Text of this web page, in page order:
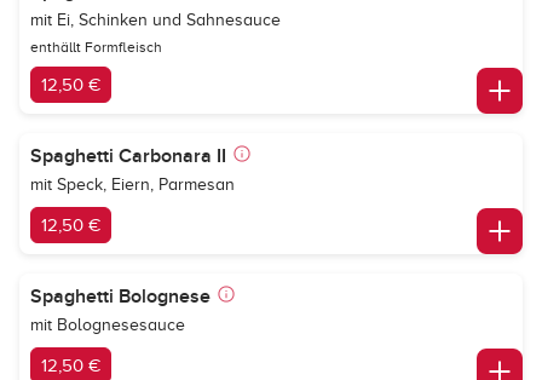
mit Ei, Schinken und Sahnesauce
enthällt Formfleisch
12,50 €
Spaghetti Carbonara II
mit Speck, Eiern, Parmesan
12,50 €
Spaghetti Bolognese
mit Bolognesesauce
12,50 €